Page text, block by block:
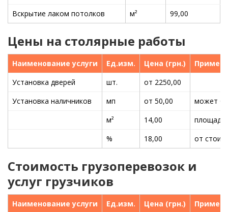
Вскрытие лаком потолков
м² 99,00
Цены на столярные работы
Наименование услуги Ед.изм. Цена (грн.)
Установка дверей
шт.
от 2250,00
Установка наличников
мп от 50,00
может
м²
14,00
площадь
%
18,00 от
Стоимость грузоперевозок и
услуг грузчиков
Наименование услуги Ед.изм. Цена (грн.)